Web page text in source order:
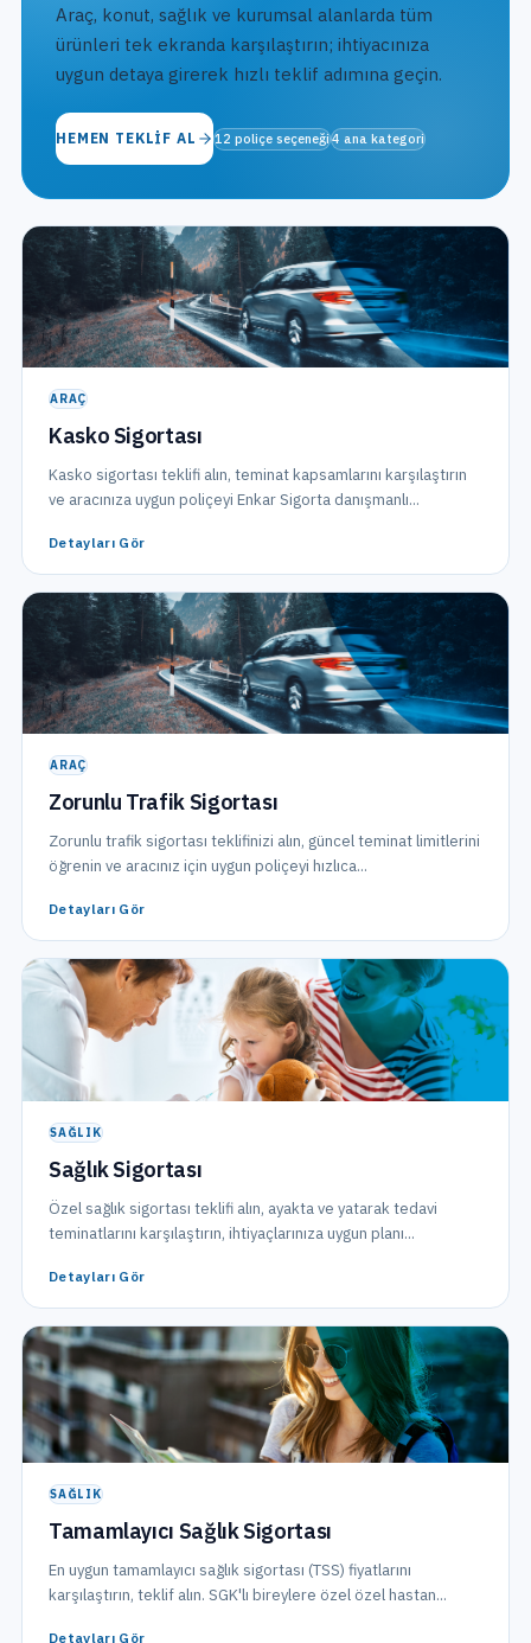
Araç, konut, sağlık ve kurumsal alanlarda tüm
ürünleri tek ekranda karşılaştırın; ihtiyacınıza
uygun detaya girerek hızlı teklif adımına geçin.
HEMEN TEKLIF AL 12 poliçe seçeneği4 ana kategori
ARAÇ
Kasko Sigortası
Kasko sigortası teklifi alın, teminat kapsamlarını karşılaştırın
ve aracınıza uygun poliçeyi Enkar Sigorta danışmanlı...
Detayları Gör
ARAÇ
Zorunlu Trafik Sigortası
Zorunlu trafik sigortası teklifinizi alın, güncel teminat limitlerini
öğrenin ve aracınız için uygun poliçeyi hızlıca...
Detayları Gör
SAĞLIK
Sağlık Sigortası
Özel sağlık sigortası teklifi alın, ayakta ve yatarak tedavi
teminatlarını karşılaştırın, ihtiyaçlarınıza uygun planı...
Detayları Gör
SAĞLIK
Tamamlayıcı Sağlık Sigortası
En uygun tamamlayıcı sağlık sigortası (TSS) fiyatlarını
karşılaştırın, teklif alın. SGK'lı bireylere özel özel hastan...
Detayları Gör